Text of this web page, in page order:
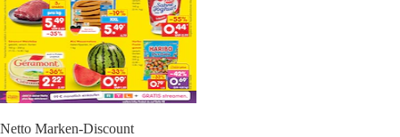
Netto Marken-Discount